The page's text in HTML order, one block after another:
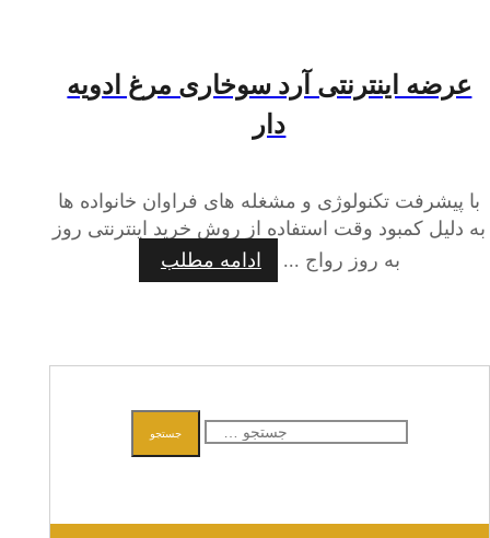
عرضه اینترنتی آرد سوخاری مرغ ادویه
دار
با پیشرفت تکنولوژی و مشغله های فراوان خانواده ها
به دلیل کمبود وقت استفاده از روش خرید اینترنتی روز
به روز رواج ...
ادامه مطلب
جستجو
برای:
جستجو